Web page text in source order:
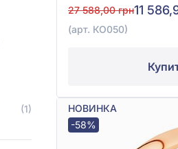
(1)
27 588,00 грн11
(арт. КО050)
НОВИНКА
-58%